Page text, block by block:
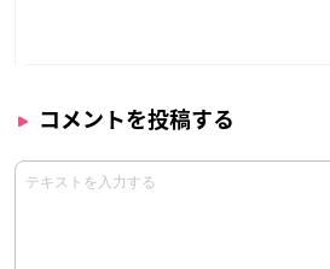
コメントを投稿する